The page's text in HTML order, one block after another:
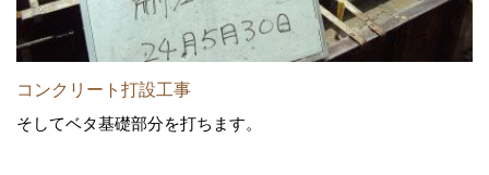
コンクリート打設工事
そしてベタ基礎部分を打ちます。